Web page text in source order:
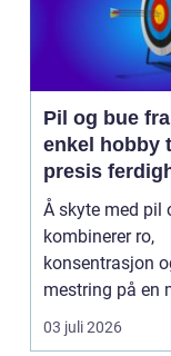
Pil og bue fra
enkel hobby
presis
Å skyte med pil
kombinerer ro,
konsentrasjon
mestring på en
få andre
gjør...
03 juli 2026